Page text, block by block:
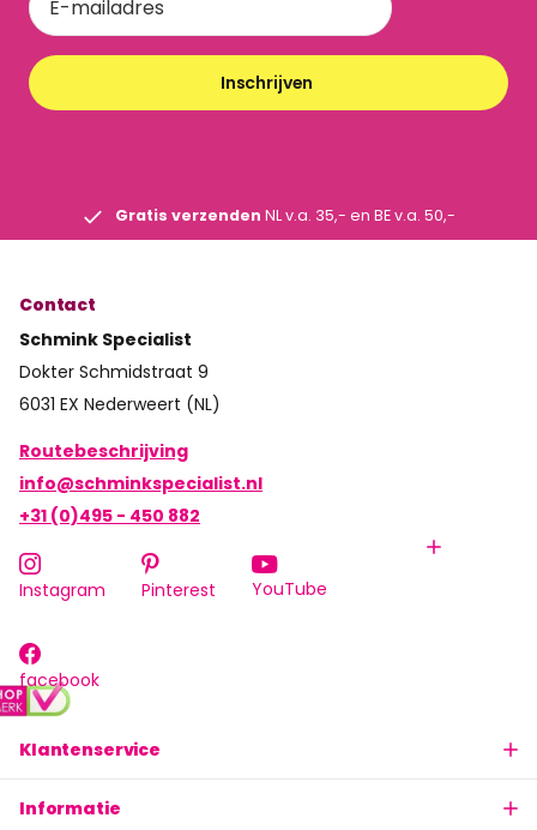
Inschrijven
Gratis verzenden NL v.a. 35,- en BE v.a. 50,-
Klantenservice
Informatie
Contact
Schmink Specialist
Dokter Schmidstraat 9
6031 EX Nederweert (NL)
Routebeschrijving
info@schminkspecialist.nl
+31 (0)495 - 450 882
Instagram Pinterest YouTube
facebook